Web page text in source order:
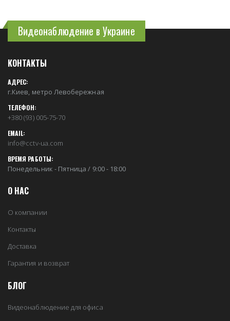
Видеонаблюдение в Украине
КОНТАКТЫ
АДРЕС:
г.Киев, метро Левобережная
ТЕЛЕФОН:
+380 (93) 005-75-70
EMAIL:
info@cctv-ua.com
ВРЕМЯ РАБОТЫ:
Понедельник - Пятница / 9:00 - 18:00
О НАС
О компании
Контакты
Доставка
Гарантия и возврат
БЛОГ
Видеонаблюдение для офиса